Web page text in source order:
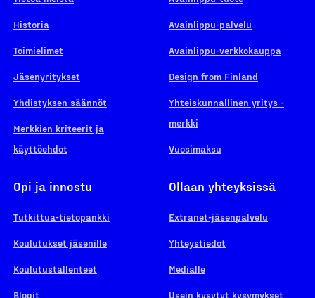
Historia
Toimielimet
Jäsenyritykset
Yhdistyksen säännöt
Merkkien kriteerit ja
käyttöehdot
Avainlippu-palvelu
Avainlippu-verkkokauppa
Design from Finland
Yhteiskunnallinen yritys -
merkki
Vuosimaksu
Opi ja innostu
Tutkittua-tietopankki
Koulutukset jäsenille
Koulutustallenteet
Blogit
Ollaan yhteyksissä
Extranet-jäsenpalvelu
Yhteystiedot
Medialle
Usein kysytyt kysymykset